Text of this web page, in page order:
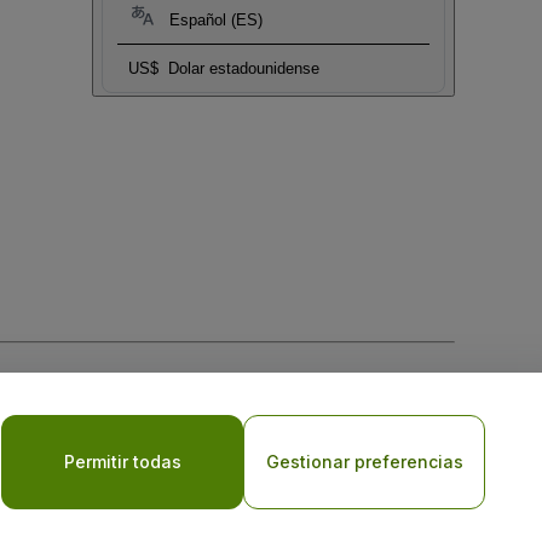
Español (ES)
US$ Dolar estadounidense
laPolítica de Privacidad para Móviles
Permitir todas Gestionar preferencias